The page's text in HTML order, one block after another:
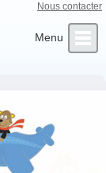
Nous contacter